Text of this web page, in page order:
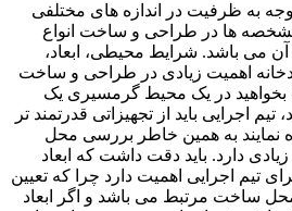
به ظرفیت در اندازه های مختلفی
ها در طراحی و ساخت انواع
می باشد. شرایط محیطی، ابعاد،
اهمیت زیادی در طراحی و ساخت
بخواهید در یک محیط گرمسیری یک
اجرایی باید از تجهیزاتی قدرتمند تر
نمایند به همین خاطر بررسی محل
دارد. باید دقت داشت که ابعاد
تیم اجرایی اهمیت دارد چرا که تعیین
ساخت مرتبط می باشد و اگر ابعاد